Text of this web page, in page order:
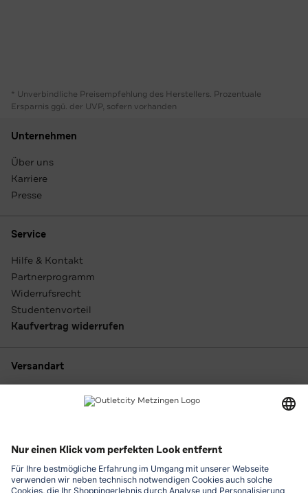
* Unverbindliche Preisempfehlung des Herstellers. Prozentuale
Ersparnis ggü. der UVP, sofern vorhanden
Unternehmen
Über uns
Karriere
Presse
Service
Hilfe & Kontakt
Partnerprogramm
Widerrufsrecht
Studentenvorteil
Kaufvertrag widerrufen
Versandart